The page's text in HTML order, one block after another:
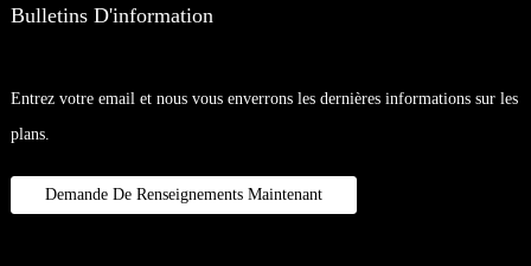
Bulletins D'information
Entrez votre email et nous vous enverrons les dernières informations sur les
plans.
Demande De Renseignements Maintenant